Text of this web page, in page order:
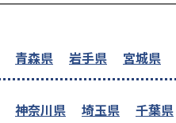
青森県 岩手県 宮城県
神奈川県 埼玉県 千葉県